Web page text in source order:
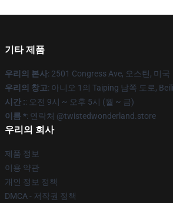
기타 제품
우리의 본사: 2501 Congress Ave, 오스틴, 미국
우리의 창고: 아니오 1의 Taiping 남쪽 도로,
시간 :: 오전 9시 ~ 오후 5시 (월 ~ 금)
이름 *: 연락처 @twistedwonderland.store
우리의 회사
제품 정보
이용 약관
개인 정보 정책
DMCA - 저작권 정책